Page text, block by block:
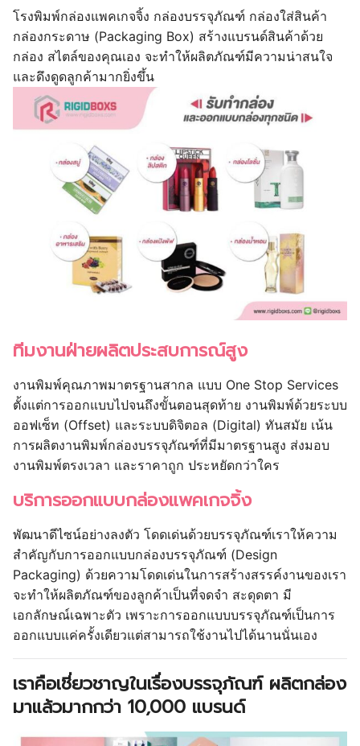
โรงพิมพ์กล่องแพคเกจจิ้ง กล่องบรรจุภัณฑ์ กล่องใส่สินค้า
กล่องกระดาษ (Packaging Box) สร้างแบรนด์สินค้าด้วย
กล่อง สไตล์ของคุณเอง จะทำให้ผลิตภัณฑ์มีความน่าสนใจ
และดึงดูดลูกค้ามากยิ่งขึ้น
ทีมงานฝ่ายผลิตประสบการณ์สูง
งานพิมพ์คุณภาพมาตรฐานสากล แบบ One Stop Services
ตั้งแต่การออกแบบไปจนถึงขั้นตอนสุดท้าย งานพิมพ์ด้วยระบบ
ออฟเซ็ท (Offset) และระบบดิจิตอล (Digital) ทันสมัย เน้น
การผลิตงานพิมพ์กล่องบรรจุภัณฑ์ที่มีมาตรฐานสูง ส่งมอบ
งานพิมพ์ตรงเวลา และราคาถูก ประหยัดกว่าใคร
บริการออกแบบกล่องแพคเกจจิ้ง
พัฒนาดีไซน์อย่างลงตัว โดดเด่นด้วยบรรจุภัณฑ์เราให้ความ
สำคัญกับการออกแบบกล่องบรรจุภัณฑ์ (Design
Packaging) ด้วยความโดดเด่นในการสร้างสรรค์งานของเรา
จะทำให้ผลิตภัณฑ์ของลูกค้าเป็นที่จดจำ สะดุดตา มี
เอกลักษณ์เฉพาะตัว เพราะการออกแบบบรรจุภัณฑ์เป็นการ
ออกแบบแค่ครั้งเดียวแต่สามารถใช้งานไปได้นานนั่นเอง
เราคือเชี่ยวชาญในเรื่องบรรจุภัณฑ์ ผลิตกล่อง
มาแล้วมากกว่า 10,000 แบรนด์